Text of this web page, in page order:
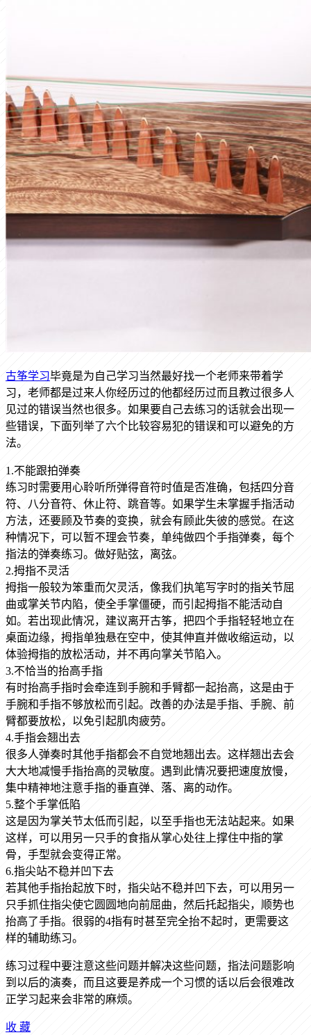
古筝学习毕竟是为自己学习当然最好找一个老师来带着学
习，老师都是过来人你经历过的他都经历过而且教过很多人
见过的错误当然也很多。如果要自己去练习的话就会出现一
些错误，下面列举了六个比较容易犯的错误和可以避免的方
法。
1.不能跟拍弹奏
练习时需要用心聆听所弹得音符时值是否准确，包括四分音
符、八分音符、休止符、跳音等。如果学生未掌握手指活动
方法，还要顾及节奏的变换，就会有顾此失彼的感觉。在这
种情况下，可以暂不理会节奏，单纯做四个手指弹奏，每个
指法的弹奏练习。做好贴弦，离弦。
2.拇指不灵活
拇指一般较为笨重而欠灵活，像我们执笔写字时的指关节屈
曲或掌关节内陷，使全手掌僵硬，而引起拇指不能活动自
如。若出现此情况，建议离开古筝，把四个手指轻轻地立在
桌面边缘，拇指单独悬在空中，使其伸直并做收缩运动，以
体验拇指的放松活动，并不再向掌关节陷入。
3.不恰当的抬高手指
有时抬高手指时会牵连到手腕和手臂都一起抬高，这是由于
手腕和手指不够放松而引起。改善的办法是手指、手腕、前
臂都要放松，以免引起肌肉疲劳。
4.手指会翘出去
很多人弹奏时其他手指都会不自觉地翘出去。这样翘出去会
大大地减慢手指抬高的灵敏度。遇到此情况要把速度放慢，
集中精神地注意手指的垂直弹、落、离的动作。
5.整个手掌低陷
这是因为掌关节太低而引起，以至手指也无法站起来。如果
这样，可以用另一只手的食指从掌心处往上撑住中指的掌
骨，手型就会变得正常。
6.指尖站不稳并凹下去
若其他手指抬起放下时，指尖站不稳并凹下去，可以用另一
只手抓住指尖使它圆圆地向前屈曲，然后托起指尖，顺势也
抬高了手指。很弱的4指有时甚至完全抬不起时，更需要这
样的辅助练习。
练习过程中要注意这些问题并解决这些问题，指法问题影响
到以后的演奏，而且这要是养成一个习惯的话以后会很难改
正学习起来会非常的麻烦。
收 藏